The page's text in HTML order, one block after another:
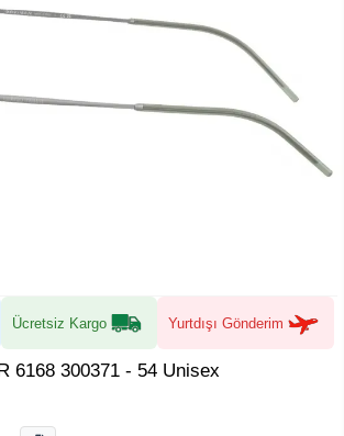
Ücretsiz Kargo Yurtdışı Gönderim
6168 300371 - 54 Unisex